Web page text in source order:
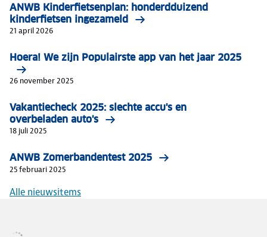
ANWB Kinderfietsenplan: honderdduizend
kinderfietsen ingezameld
21 april 2026
Hoera! We zijn Populairste app van het jaar 2025
26 november 2025
Vakantiecheck 2025: slechte accu's en
overbeladen auto's
18 juli 2025
ANWB Zomerbandentest 2025
25 februari 2025
Alle nieuwsitems